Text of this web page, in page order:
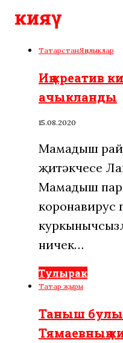
кияү
ТатарстанЯңалыклар
Иң креатив
ачыкланды
15.08.2020
Мамадыш
җитәкчесе
Мамадыш
коронавирус
ничек…
Тулырак
Татар җыры
Таныш
Тямаевның